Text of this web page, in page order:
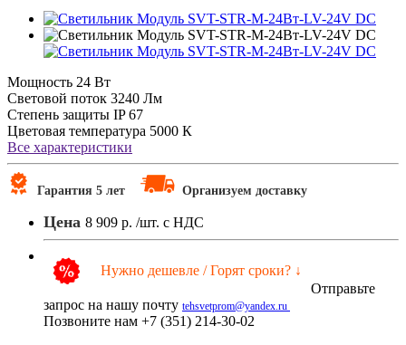
Мощность 24 Вт
Световой поток 3240 Лм
Степень защиты IP 67
Цветовая температура 5000 К
Все характеристики
Гарантия 5 лет Организуем доставку
Цена 8 909 р. /шт. с НДС
Нужно дешевле / Горят сроки? ↓
Отправьте
запрос на нашу почту tehsvetprom@yandex.ru
Позвоните нам +7 (351) 214-30-02